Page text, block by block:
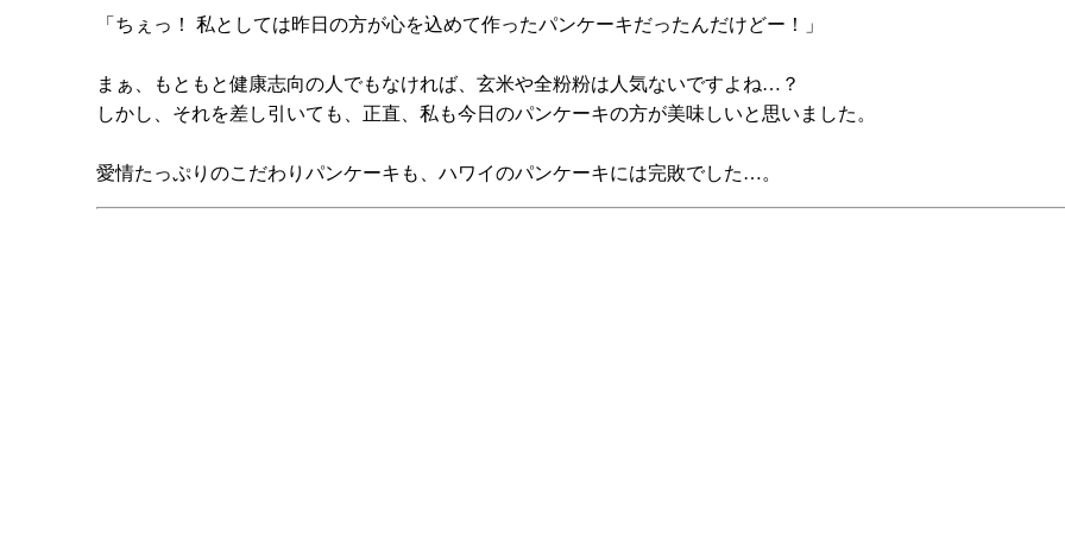
「ちぇっ！ 私としては昨日の方が心を込めて作ったパンケーキだったんだけどー！」
まぁ、もともと健康志向の人でもなければ、玄米や全粉粉は人気ないですよね…？
しかし、それを差し引いても、正直、私も今日のパンケーキの方が美味しいと思いました。
愛情たっぷりのこだわりパンケーキも、ハワイのパンケーキには完敗でした…。